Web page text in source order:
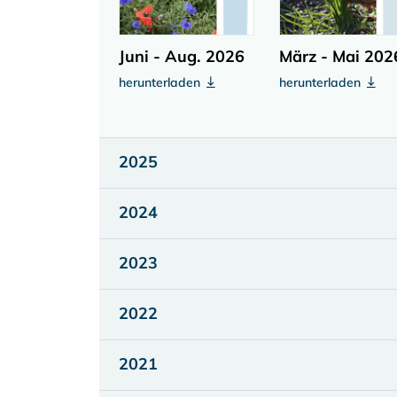
Juni - Aug. 2026
herunterladen
März - Mai
herunterladen
2025
2024
2023
2022
2021